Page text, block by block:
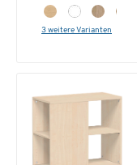
3 weitere Varianten